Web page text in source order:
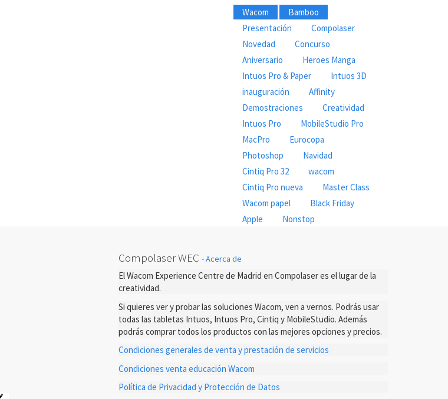
Wacom
Bamboo
Presentación
Compolaser
Novedad
Concurso
Aniversario
Heroes Manga
Intuos Pro & Paper
Intuos 3D
inauguración
Affinity
Demostraciones
Creatividad
Intuos Pro
MobileStudio Pro
MacPro
Eurocopa
Photoshop
Navidad
Cintiq Pro 32
wacom
Cintiq Pro nueva
Master Class
Wacom papel
Black Friday
Apple
Nonstop
Compolaser WEC -Acerca de
El Wacom Experience Centre de Madrid en Compolaser es el lugar de la
creatividad.
Si quieres ver y probar las soluciones Wacom, ven a vernos. Podrás usar
todas las tabletas Intuos, Intuos Pro, Cintiq y MobileStudio. Además
podrás comprar todos los productos con las mejores opciones y precios.
Condiciones generales de venta y prestación de servicios
Condiciones venta educación Wacom
Política de Privacidad y Protección de Datos